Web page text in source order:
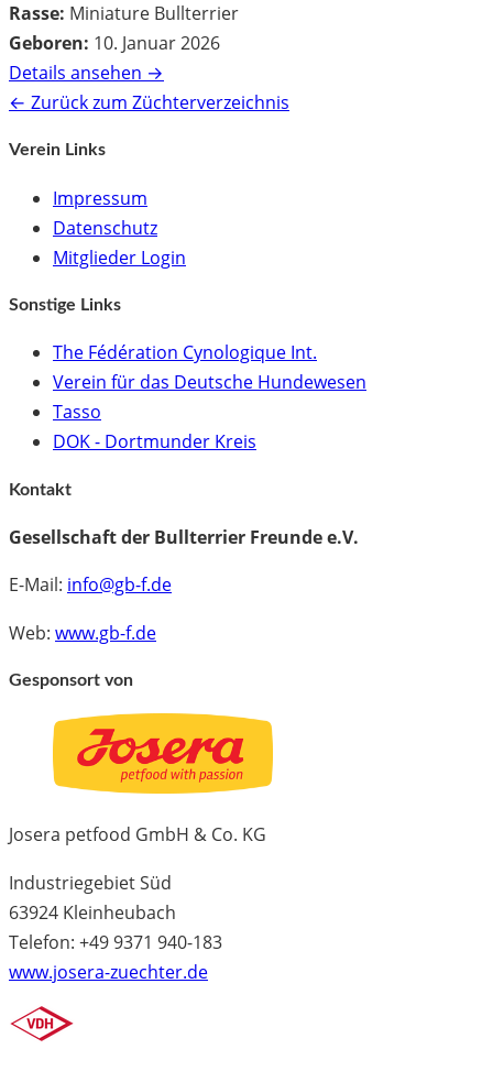
Rasse: Miniature Bullterrier
Geboren: 10. Januar 2026
Details ansehen →
← Zurück zum Züchterverzeichnis
Verein Links
Impressum
Datenschutz
Mitglieder Login
Sonstige Links
The Fédération Cynologique Int.
Verein für das Deutsche Hundewesen
Tasso
DOK - Dortmunder Kreis
Kontakt
Gesellschaft der Bullterrier Freunde e.V.
E-Mail: info@gb-f.de
Web: www.gb-f.de
Gesponsort von
Josera petfood GmbH & Co. KG
Industriegebiet Süd
63924 Kleinheubach
Telefon: +49 9371 940-183
www.josera-zuechter.de